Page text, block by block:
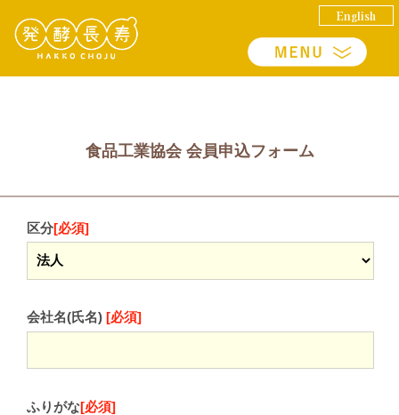
English
食品工業協会 会員申込フォーム
区分[必須]
会社名(氏名)[必須]
ふりがな[必須]